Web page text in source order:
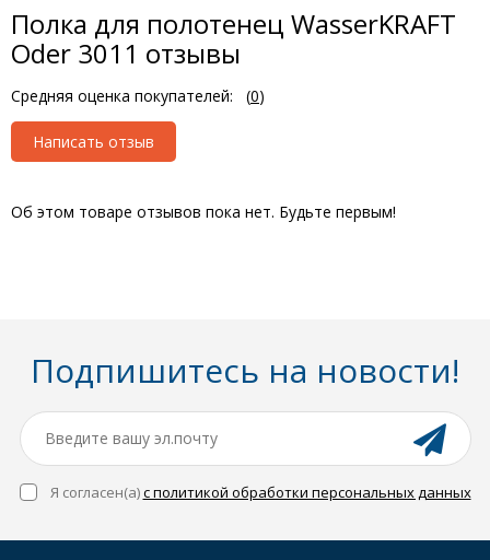
Полка для полотенец WasserKRAFT
Oder 3011 отзывы
Средняя оценка покупателей: (0)
Написать отзыв
Об этом товаре отзывов пока нет. Будьте первым!
Подпишитесь на новости!
Я согласен(a)с политикой обработки персональных данных